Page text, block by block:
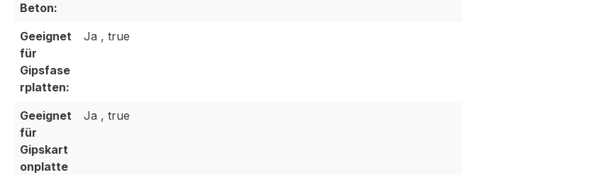
Beton:
Geeignet
für
Gipsfase
rplatten:
Ja , true
Geeignet
für
Gipskart
onplatte
Ja , true